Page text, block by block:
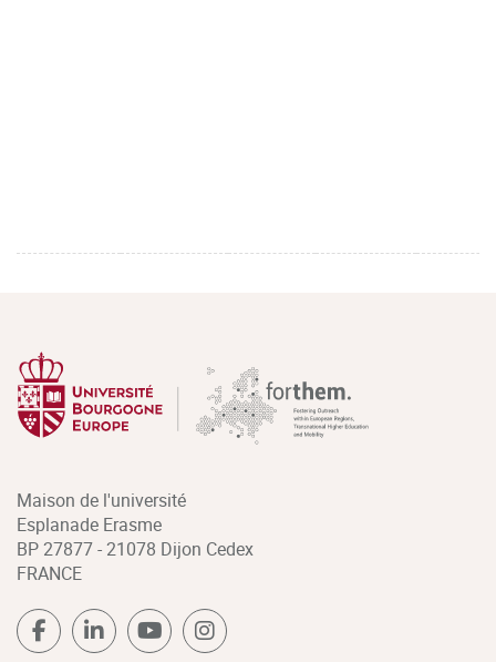
Maison de l'université
Esplanade Erasme
BP 27877 - 21078 Dijon Cedex
FRANCE